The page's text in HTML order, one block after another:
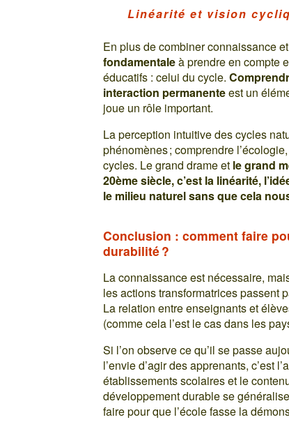
Linéarité et vision
En plus de combiner connaissance
fondamentaleà prendre en compte
éducatifs : celui du cycle.
interaction permanenteest un
joue un rôle important.
La perception intuitive des cycles
phénomènes ; comprendre
cycles. Le grand drame et le grand
20ème siècle, c’est la linéarité,
le milieu naturel sans que cela
Conclusion : comment faire
durabilité ?
La connaissance est nécessaire,
les actions transformatrices passent
La relation entre enseignants et
(comme cela l’est le cas dans les
Si l’on observe ce qu’il se passe
l’envie d’agir des apprenants, c’est
établissements scolaires et le
développement durable se
faire pour que l’école fasse la